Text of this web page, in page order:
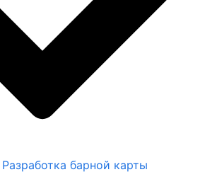
Разработка барной карты